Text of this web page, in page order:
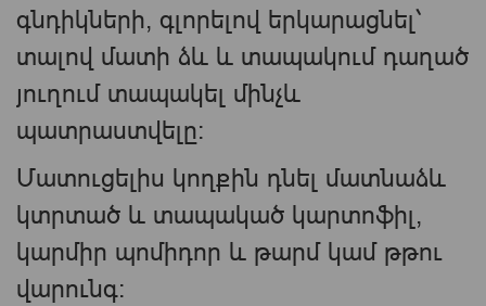
գնդիկների, գլորելով երկարացնել՝
տալով մատի ձև և տապակում դաղած
յուղում տապակել մինչև
պատրաստվելը։
Մատուցելիս կողքին դնել մատնաձև
կտրտած և տապակած կարտոֆիլ,
կարմիր պոմիդոր և թարմ կամ թթու
վարունգ։